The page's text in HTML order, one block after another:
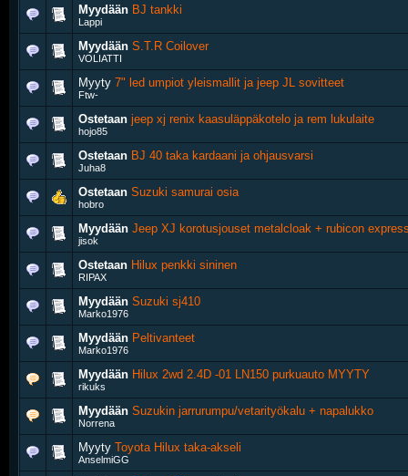
Myydään BJ tankki
Lappi
Myydään S.T.R Coilover
VOLIATTI
Myyty 7" led umpiot yleismallit ja jeep JL sovitteet
Ftw-
Ostetaan jeep xj renix kaasuläppäkotelo ja rem lukulaite
hojo85
Ostetaan BJ 40 taka kardaani ja ohjausvarsi
Juha8
Ostetaan Suzuki samurai osia
hobro
Myydään Jeep XJ korotusjouset metalcloak + rubicon
jisok
Ostetaan Hilux penkki sininen
RIPAX
Myydään Suzuki sj410
Marko1976
Myydään Peltivanteet
Marko1976
Myydään Hilux 2wd 2.4D -01 LN150 purkuauto MYYTY
rikuks
Myydään Suzukin jarrurumpu/vetarityökalu + napalukko
Norrena
Myyty Toyota Hilux taka-akseli
AnselmiGG